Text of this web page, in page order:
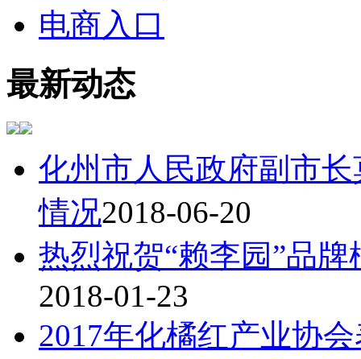
电商入口
最新动态
化州市人民政府副市
情况2018-06-20
热烈祝贺“赖李园”品
2018-01-23
2017年化橘红产业协